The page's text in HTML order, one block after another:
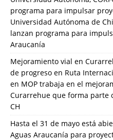
programa para impulsar
Universidad Autónoma de
lanzan programa para
Araucanía
Mejoramiento vial en
de progreso en Ruta
en MOP trabaja en el
Curarrehue que forma parte
CH
Hasta el 31 de mayo está
Aguas Araucanía para